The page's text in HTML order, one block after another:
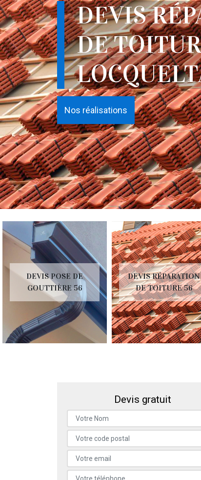
DEVIS
DE
Nos réalisations
DEVIS POSE DE
GOUTTIÈRE 56
DEVIS RÉPARATION
DE TOITURE 56
Devis gratuit